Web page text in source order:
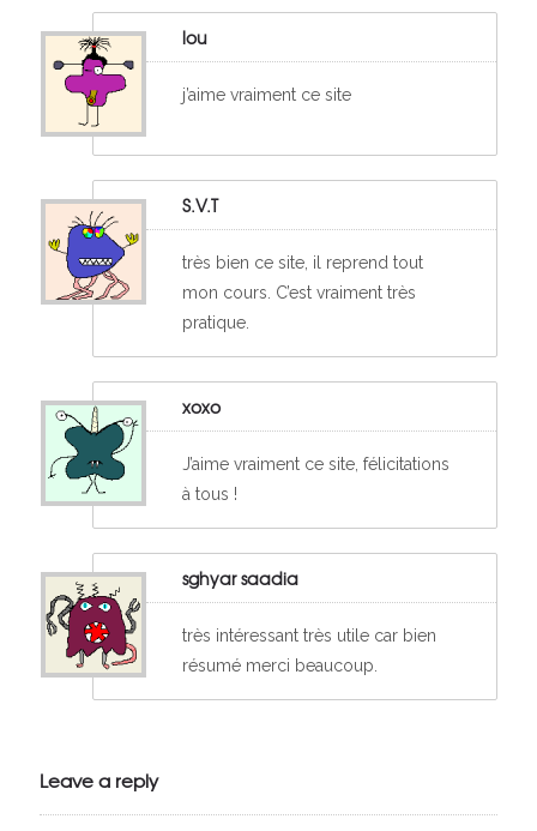
lou
j’aime vraiment ce site
S.V.T
très bien ce site, il reprend tout
mon cours. C’est vraiment très
pratique.
xoxo
J’aime vraiment ce site, félicitations
à tous !
sghyar saadia
très intéressant très utile car bien
résumé merci beaucoup.
Leave a reply